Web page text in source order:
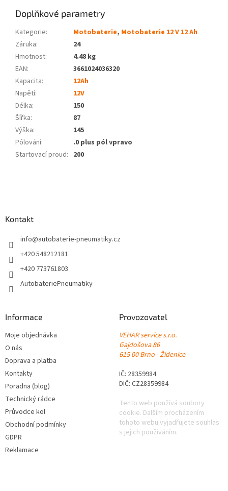
Doplňkové parametry
Kategorie: Motobaterie, Motobaterie 12 V 12 Ah
Záruka:
24
Hmotnost:
4.48 kg
EAN:
3661024036320
Kapacita:
12Ah
Napětí:
12V
Délka:
150
Šířka:
87
Výška:
145
Pólování:
.0 plus pól vpravo
Startovací proud: 200
Kontakt
info@autobaterie-pneumatiky.cz
+420 548212181
+420 773761803
AutobateriePneumatiky
Informace
Moje objednávka
O nás
Doprava a platba
Kontakty
Poradna (blog)
Technický rádce
Průvodce kol
Obchodní podmínky
GDPR
Reklamace
Provozovatel
VEHAR service s.r.o.
Gajdošova 86
615 00 Brno - Židenice
IČ: 28359984
DIČ: CZ28359984
Tento web používá soubory
cookie. Dalším procházením
tohoto webu vyjadřujete souhlas
s jejich používáním.